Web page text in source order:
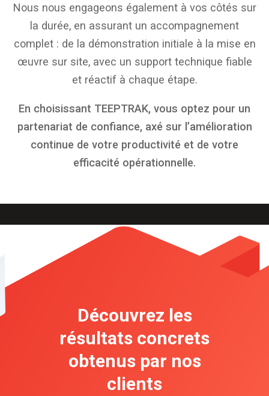
Nous nous engageons également à vos côtés sur
la durée, en assurant un accompagnement
complet : de la démonstration initiale à la mise en
œuvre sur site, avec un support technique fiable
et réactif à chaque étape.
En choisissant TEEPTRAK, vous optez pour un
partenariat de confiance, axé sur l’amélioration
continue de votre productivité et de votre
efficacité opérationnelle.
Découvrez les
résultats concrets
obtenus par nos
clients